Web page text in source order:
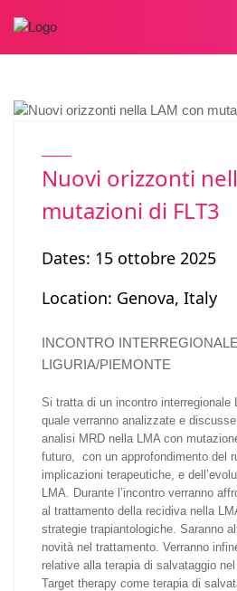
Nuovi orizzonti
mutazioni di FLT3
Dates: 15 ottobre 2025
Location: Genova, Italy
INCONTRO INTERREGIONALE
LIGURIA/PIEMONTE
Si tratta di un incontro interregionale
quale verranno analizzate e
analisi MRD nella LMA con
futuro, con un approfondimento del
implicazioni terapeutiche, e
LMA. Durante l’incontro verranno
al trattamento della recidiva nella
strategie trapiantologiche. Saranno
novità nel trattamento. Verranno
relative alla terapia di salvataggio
Target therapy come terapia di